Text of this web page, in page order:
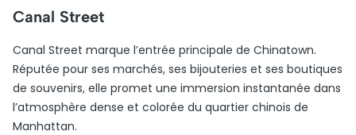
Canal Street
Canal Street marque l’entrée principale de Chinatown.
Réputée pour ses marchés, ses bijouteries et ses boutiques
de souvenirs, elle promet une immersion instantanée dans
l’atmosphère dense et colorée du quartier chinois de
Manhattan.